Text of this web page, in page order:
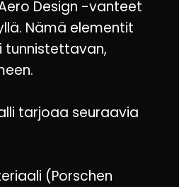
Design -vanteet
Nämä elementit
tunnistettavan,
tarjoaa seuraavia
(Porschen